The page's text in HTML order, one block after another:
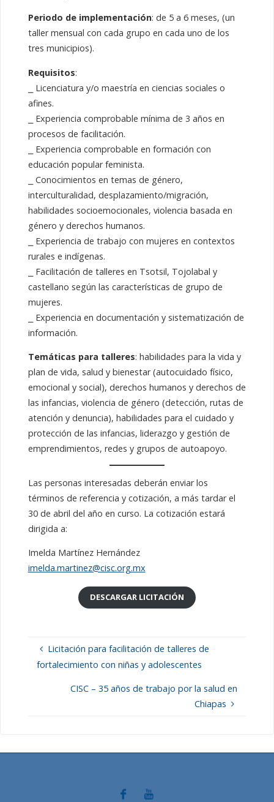
Periodo de implementación: de 5 a 6 meses, (un
taller mensual con cada grupo en cada uno de los
tres municipios).
Requisitos:
⎯ Licenciatura y/o maestría en ciencias sociales o
afines.
⎯ Experiencia comprobable mínima de 3 años en
procesos de facilitación.
⎯ Experiencia comprobable en formación con
educación popular feminista.
⎯ Conocimientos en temas de género,
interculturalidad, desplazamiento/migración,
habilidades socioemocionales, violencia basada en
género y derechos humanos.
⎯ Experiencia de trabajo con mujeres en contextos
rurales e indígenas.
⎯ Facilitación de talleres en Tsotsil, Tojolabal y
castellano según las características de grupo de
mujeres.
⎯ Experiencia en documentación y sistematización de
información.
Temáticas para talleres: habilidades para la vida y
plan de vida, salud y bienestar (autocuidado físico,
emocional y social), derechos humanos y derechos de
las infancias, violencia de género (detección, rutas de
atención y denuncia), habilidades para el cuidado y
protección de las infancias, liderazgo y gestión de
emprendimientos, redes y grupos de autoapoyo.
Las personas interesadas deberán enviar los
términos de referencia y cotización, a más tardar el
30 de abril del año en curso. La cotización estará
dirigida a:
Imelda Martínez Hernández
imelda.martinez@cisc.org.mx
DESCARGAR LICITACIÓN
Licitación para facilitación de talleres de
fortalecimiento con niñas y adolescentes
CISC – 35 años de trabajo por la salud en
Chiapas